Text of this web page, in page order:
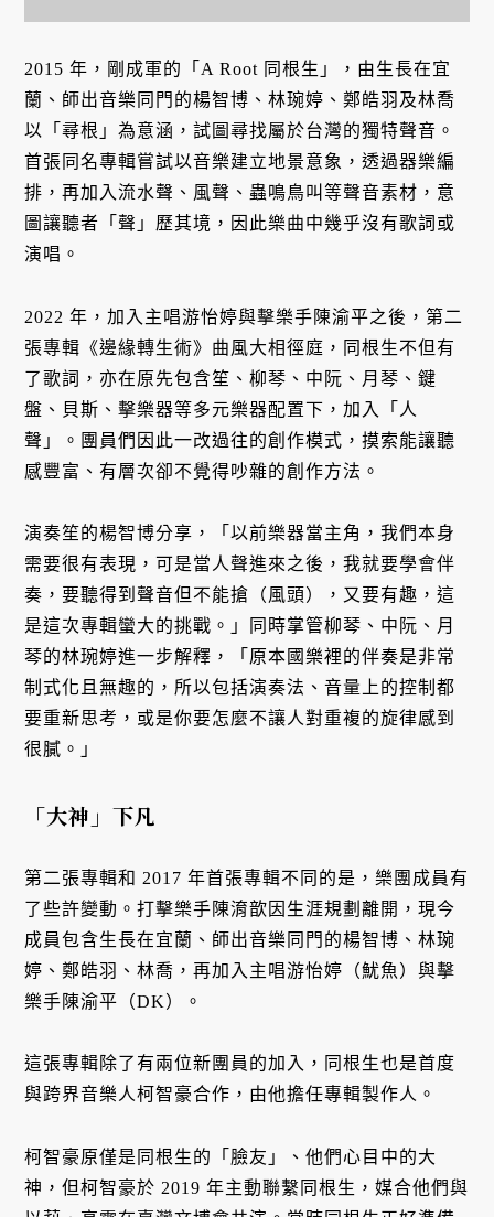
2015 年，剛成軍的「A Root 同根生」，由生長在宜
蘭、師出音樂同門的楊智博、林琬婷、鄭皓羽及林喬
以「尋根」為意涵，試圖尋找屬於台灣的獨特聲音。
首張同名專輯嘗試以音樂建立地景意象，透過器樂編
排，再加入流水聲、風聲、蟲鳴鳥叫等聲音素材，意
圖讓聽者「聲」歷其境，因此樂曲中幾乎沒有歌詞或
演唱。
2022 年，加入主唱游怡婷與擊樂手陳渝平之後，第二
張專輯《邊緣轉生術》曲風大相徑庭，同根生不但有
了歌詞，亦在原先包含笙、柳琴、中阮、月琴、鍵
盤、貝斯、擊樂器等多元樂器配置下，加入「人
聲」。團員們因此一改過往的創作模式，摸索能讓聽
感豐富、有層次卻不覺得吵雜的創作方法。
演奏笙的楊智博分享，「以前樂器當主角，我們本身
需要很有表現，可是當人聲進來之後，我就要學會伴
奏，要聽得到聲音但不能搶（風頭），又要有趣，這
是這次專輯蠻大的挑戰。」同時掌管柳琴、中阮、月
琴的林琬婷進一步解釋，「原本國樂裡的伴奏是非常
制式化且無趣的，所以包括演奏法、音量上的控制都
要重新思考，或是你要怎麼不讓人對重複的旋律感到
很膩。」
「大神」下凡
第二張專輯和 2017 年首張專輯不同的是，樂團成員有
了些許變動。打擊樂手陳淯歆因生涯規劃離開，現今
成員包含生長在宜蘭、師出音樂同門的楊智博、林琬
婷、鄭皓羽、林喬，再加入主唱游怡婷（魷魚）與擊
樂手陳渝平（DK）。
這張專輯除了有兩位新團員的加入，同根生也是首度
與跨界音樂人柯智豪合作，由他擔任專輯製作人。
柯智豪原僅是同根生的「臉友」、他們心目中的大
神，但柯智豪於 2019 年主動聯繫同根生，媒合他們與